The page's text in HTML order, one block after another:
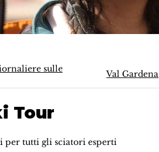
sulle
Val Gardena
Tour
tutti gli sciatori esperti